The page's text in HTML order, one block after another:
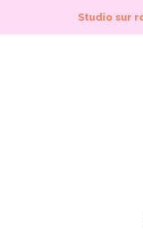
Studio sur